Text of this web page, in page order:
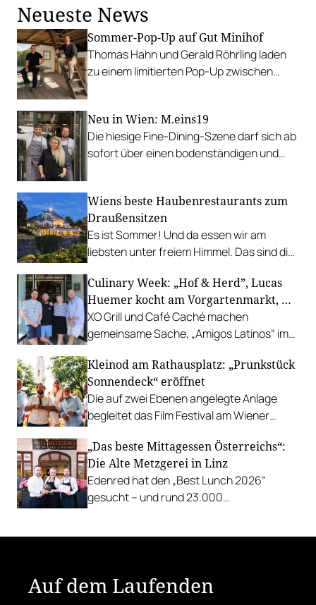
prächtiger Veranstaltungen, glamouröser
Abendgesellschaften und auch politischer
Ereignisse. Mozart, Haydn und Gluck
schrieben hier Musikgeschichte, König
besuchte die Bälle des Palais.
Neueste News
Sommer-Pop-Up auf Gut Minihof
Thomas Hahn und Gerald Röhrling laden
zu einem limitierten Pop-Up zwischen
Neu in Wien: M.eins19
Die hiesige Fine-Dining-Szene darf sich ab
sofort über einen bodenständigen und
Wiens beste Haubenrestaurants zum
Draußensitzen
Es ist Sommer! Und da essen wir am
liebsten unter freiem Himmel. Das sind die
Gastgarten.
Culinary Week: „Hof & Herd”, Lucas
Huemer kocht am Vorgartenmarkt, …
XO Grill und Café Caché machen
gemeinsame Sache, „Amigos Latinos“ im
Richard Rauch kocht in der Riederalm
u.v.m.
Kleinod am Rathausplatz: „Prunkstück
Sonnendeck“ eröffnet
Die auf zwei Ebenen angelegte Anlage
begleitet das Film Festival am Wiener
mit Cocktails, Snacks und
Veranstaltungsprogramm.
„Das beste Mittagessen Österreichs“:
Die Alte Metzgerei in Linz
Edenred hat den „Best Lunch 2026“
gesucht – und rund 23.000
Auf dem Laufenden